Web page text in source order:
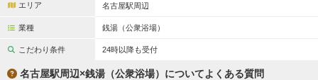
エリア 名古屋駅周辺
業種 銭湯（公衆浴場）
こだわり条件 24時以降も受付
名古屋駅周辺×銭湯（公衆浴場）についてよくある質問